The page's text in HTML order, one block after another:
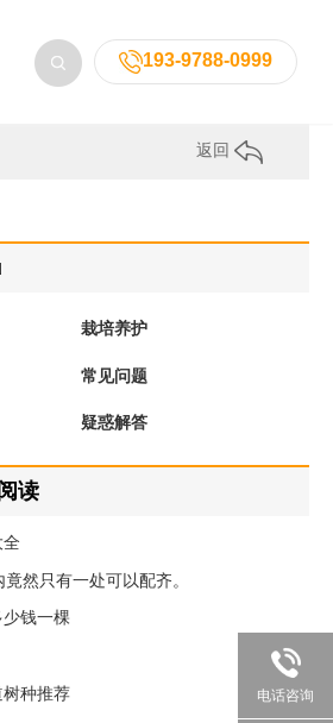
193-9788-0999
电话咨询
返回
栽培养护
常见问题
疑惑解答
读
全
然只有一处可以配齐。
钱一棵
种推荐